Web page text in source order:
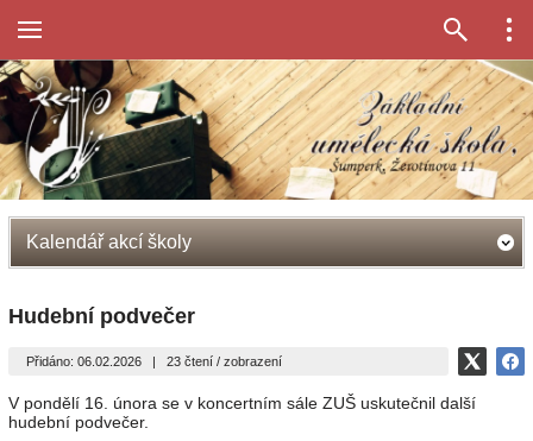
Kalendář akcí školy
Hudební podvečer
Přidáno: 06.02.2026 | 23 čtení / zobrazení
V pondělí 16. února se v koncertním sále ZUŠ uskutečnil další
hudební podvečer.